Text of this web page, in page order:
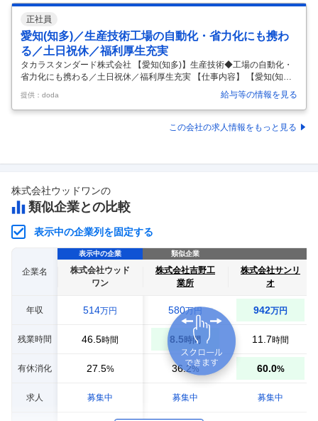
正社員
愛知(知多)／生産技術工場の自動化・省力化にも携わ
る／土日祝休／福利厚生充実
タカラスタンダード株式会社 【愛知(知多)】生産技術◆工場の自動化・
省力化にも携わる／土日祝休／福利厚生充実 【仕事内容】 【愛知(知
多)】生産技術◆工場の自動化・省力化にも携わる／土日祝休／福利厚生
充実 【具体的な仕事内容】 住宅設備機器業界のリーディングカンパニー
である同社は、キッチン・バス・洗面をはじめとした幅広い製品を製造
しています。 ■ 業務内容 ・工程管理、ライン運営 ・生産効率アップ・
進 ・新製品の量産立ち上げ、工法開発・工程改善 ■ 取り扱い製品…
提供：doda 給与等の情報を見る
この会社の求人情報をもっと見る
株式会社ウッドワンの
類似企業との比較
表示中の企業列を固定する
企業名
年収
残業時間
有休消化
求人
表示中の企業
株式会社ウッド
ワン
514万円
46.5時間
27.5%
募集中
類似企業
株式会社吉野工
業所
580万円
8.5時間
36.2%
募集中
株式会社サンリ
オ
942万円
11.7時間
60.0%
募集中